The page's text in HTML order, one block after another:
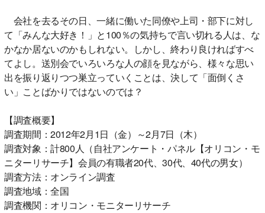
会社を去るその日、一緒に働いた同僚や上司・部下に対し
て「みんな大好き！」と100％の気持ちで言い切れる人は、な
かなか居ないのかもしれない。しかし、終わり良ければすべ
てよし。送別会でいろいろな人の顔を見ながら、様々な思い
出を振り返りつつ巣立っていくことは、決して「面倒くさ
い」ことばかりではないのでは？
【調査概要】
調査期間：2012年2月1日（金）～2月7日（木）
調査対象：計800人（自社アンケート・パネル【オリコン・モ
ニターリサーチ】会員の有職者20代、30代、40代の男女）
調査方法：オンライン調査
調査地域：全国
調査機関：オリコン・モニターリサーチ